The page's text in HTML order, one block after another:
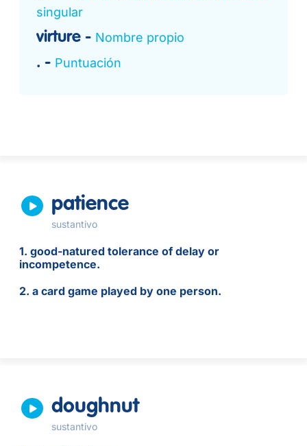
singular
virture Nombre propio
. Puntuación
patience
sustantivo
1. good-natured tolerance of delay or
incompetence.
2. a card game played by one person.
doughnut
sustantivo